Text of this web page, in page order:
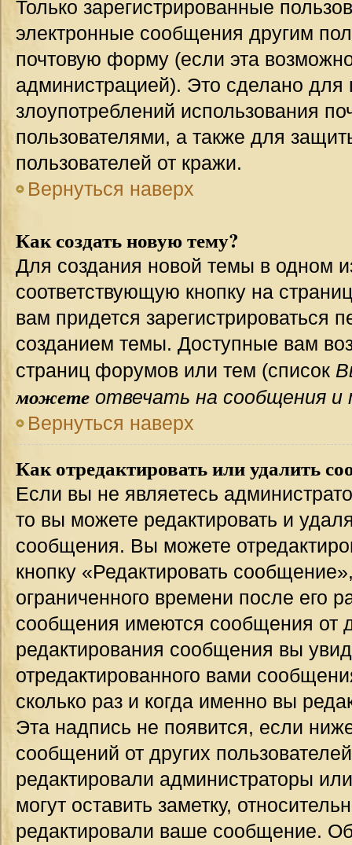
Только зарегистрированные
электронные сообщения другим
почтовую форму (если эта
администрацией). Это сделано для
злоупотреблений использования
пользователями, а также для
пользователей от кражи.
Вернуться наверх
Как создать новую тему?
Для создания новой темы в одном
соответствующую кнопку на
вам придется зарегистрироваться
созданием темы. Доступные вам
страниц форумов или тем (список
можете отвечать на сообщения и
Вернуться наверх
Как отредактировать или удалить
Если вы не являетесь
то вы можете редактировать и
сообщения. Вы можете
кнопку «Редактировать
ограниченного времени после его
сообщения имеются сообщения от
редактирования сообщения вы
отредактированного вами
сколько раз и когда именно вы
Эта надпись не появится, если
сообщений от других
редактировали администраторы
могут оставить заметку,
редактировали ваше сообщение.